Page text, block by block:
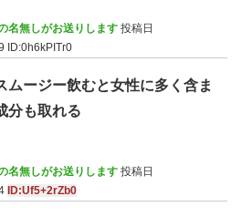
名無しがお送りします 投稿日
ID:0h6kPITr0
ムージー飲むと女性に多く含ま
分も取れる
名無しがお送りします 投稿日
ID:Uf5+2rZb0